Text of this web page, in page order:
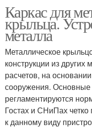
Каркас для
крыльца.
металла
Металлическое
конструкции из других
расчетов, на
сооружения.
регламентируются
Гостах и СНиПах
к данному виду